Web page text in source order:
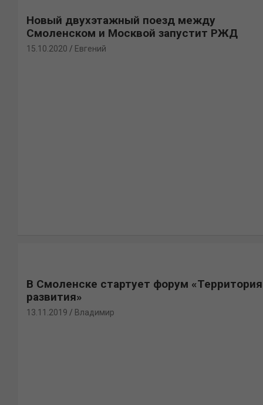
Новый двухэтажный поезд между
Смоленском и Москвой запустит РЖД
15.10.2020 Евгений
В Смоленске стартует форум «Территория
развития»
13.11.2019 Владимир